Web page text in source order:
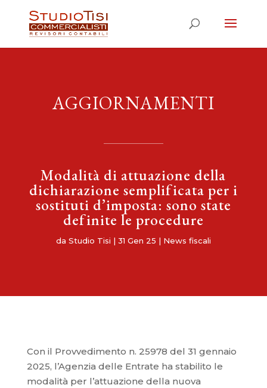
AGGIORNAMENTI
Modalità di attuazione della
dichiarazione semplificata per i
sostituti d’imposta: sono state
definite le procedure
da Studio Tisi | 31 Gen 25 | News fiscali
Con il Provvedimento n. 25978 del 31 gennaio
2025, l’Agenzia delle Entrate ha stabilito le
modalità per l’attuazione della nuova